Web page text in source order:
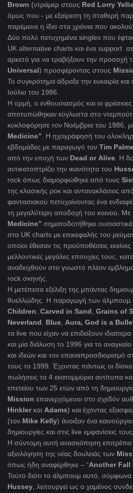
Brown (ντράμερ στους Red Lorry
όμως που - με εξαίρεση τη σταθερή
παρέμεινε η ίδια στα χρόνια που
Δύο πολύ πετυχημένα singles που
UK alternative charts και ένα support σε
αρκετά για να τραβήξουν την προσοχή
Universal) προσφέροντας στους
Το συγκρότημα άδραξε την ευκαιρία
Ιούλιο του 1986.
Η ορμή, ο ενθουσιασμός και οι
αποτυπώθηκαν εύγλωττα στο
κυκλοφόρησε τον Νοέμβριο του 1986, με
Medicine”. Η ηχογράφησή του
εβδομάδες με παραγωγό τον Tim
από την εποχή των Dead or Alive. Η
αντικατοπτρίζει την ικανότητα του
rock όπως διαμορφώθηκε από τους
της κλασικής ροκ και αντανακλάσεις
φαντασιακού πετυχαίνοντας ένα
τη μεγαλύτερη αποδοχή του κοινού. Με
Medicine” σηματοδοτήθηκε
στα UK charts με επικεφαλής του
οποίοι έθεσαν τις προϋποθέσεις
μελλοντικές μεγάλες επιτυχίες τους,
αναδειχθούν στο γνωστό πλέον
rock σκηνής.
Η μετέπειτα εξέλιξη της μπάντας
θυελλώδης. Η παραγωγή των άλμπουμ
Children, Carved in Sand, Grains of
Neverland, Blue, Aura, God is a
τα live που είχαν να επιδείξουν
και μία διάλυση το 1996 για το
και ιδεών και τον
τους το 1999. Έχοντας πάντως οι
πωλήσεις τα 4 εκατομμύρια αντίτυπα
επετείου των 25 ετών από τη
Mission επανερχόμενοι στο σχεδόν
Hinklerκαι Adams) και έχοντας
(τον Mike Kelly) άνοιξαν ένα
δημιουργίες και στις live εμφανίσεις
Η σύντομη αυτή ανασκόπηση
αξιολόγηση της νέας δουλειάς των
όπως ήδη αναφέρθηκε – “Another Fall
Τούτο διότι το άλμπουμ αυτό, σύμφωνα
Hussey, λειτουργεί ως ο χαμένος